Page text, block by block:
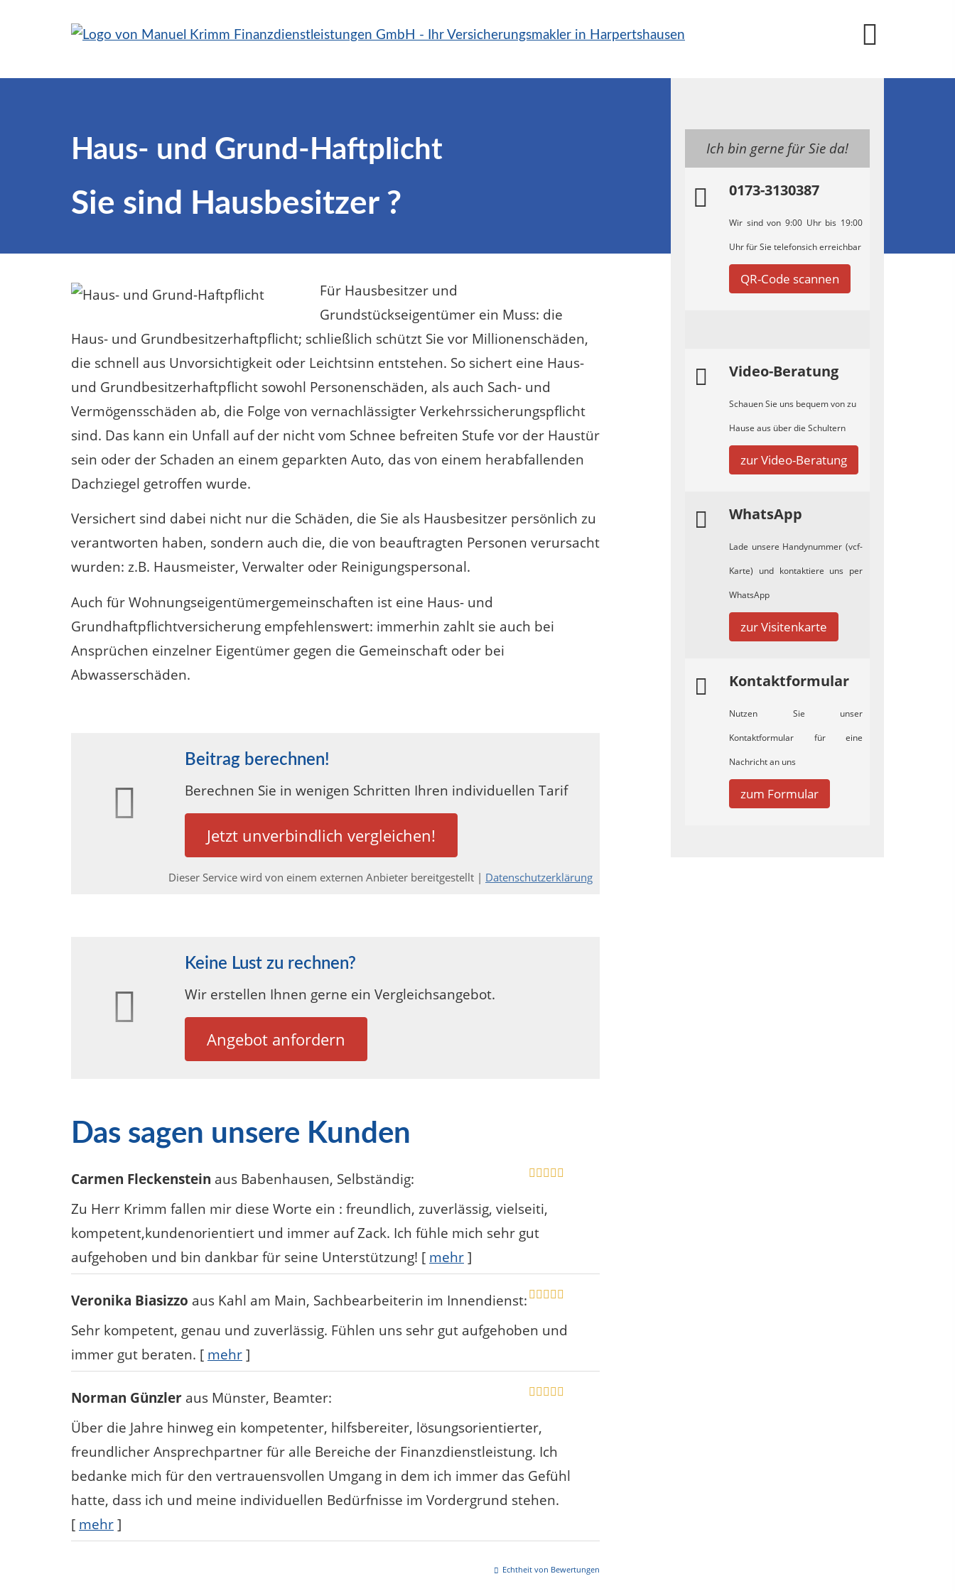
Ich bin gerne für Sie da!
0173-3130387
Wir sind von 9:00 Uhr bis 19:00
Uhr für Sie telefonsich erreichbar
QR-Code scannen
Video-Beratung
Schauen Sie uns bequem von zu
Hause aus über die Schultern
zur Video-Beratung
WhatsApp
Lade unsere Handynummer (vcf-
Karte) und kontaktiere uns per
WhatsApp
zur Visitenkarte
Kontaktformular
Nutzen Sie unser
Kontaktformular für eine
Nachricht an uns
zum Formular
Haus- und Grund-Haftplicht
Sie sind Hausbesitzer ?
Für Hausbesitzer und
Grundstückseigentümer ein Muss: die
Haus- und Grundbesitzerhaftpflicht; schließlich schützt Sie vor Millionenschäden,
die schnell aus Unvorsichtigkeit oder Leichtsinn entstehen. So sichert eine Haus-
und Grundbesitzerhaftpflicht sowohl Personenschäden, als auch Sach- und
Vermögensschäden ab, die Folge von vernachlässigter Verkehrssicherungspflicht
sind. Das kann ein Unfall auf der nicht vom Schnee befreiten Stufe vor der Haustür
sein oder der Schaden an einem geparkten Auto, das von einem herabfallenden
Dachziegel getroffen wurde.
Versichert sind dabei nicht nur die Schäden, die Sie als Hausbesitzer persönlich zu
verantworten haben, sondern auch die, die von beauftragten Personen verursacht
wurden: z.B. Hausmeister, Verwalter oder Reinigungspersonal.
Auch für Wohnungseigentümergemeinschaften ist eine Haus- und
Grundhaftpflichtversicherung empfehlenswert: immerhin zahlt sie auch bei
Ansprüchen einzelner Eigentümer gegen die Gemeinschaft oder bei
Abwasserschäden.
Beitrag berechnen!
Berechnen Sie in wenigen Schritten Ihren individuellen Tarif
Jetzt unverbindlich vergleichen!
Dieser Service wird von einem externen Anbieter bereitgestellt | Datenschutzerklärung
Keine Lust zu rechnen?
Wir erstellen Ihnen gerne ein Vergleichsangebot.
Angebot anfordern
Das sagen unsere Kunden
Carmen Fleckenstein aus Babenhausen, Selbständig:
Zu Herr Krimm fallen mir diese Worte ein : freundlich, zuverlässig, vielseiti,
kompetent,kundenorientiert und immer auf Zack. Ich fühle mich sehr gut
aufgehoben und bin dankbar für seine Unterstützung! [ mehr]
Veronika Biasizzo aus Kahl am Main, Sachbearbeiterin im Innendienst:
Sehr kompetent, genau und zuverlässig. Fühlen uns sehr gut aufgehoben und
immer gut beraten. [ mehr]
Norman Günzler aus Münster, Beamter:
Über die Jahre hinweg ein kompetenter, hilfsbereiter, lösungsorientierter,
freundlicher Ansprechpartner für alle Bereiche der Finanzdienstleistung. Ich
bedanke mich für den vertrauensvollen Umgang in dem ich immer das Gefühl
hatte, dass ich und meine individuellen Bedürfnisse im Vordergrund stehen.
[ mehr]
Echtheit von Bewertungen